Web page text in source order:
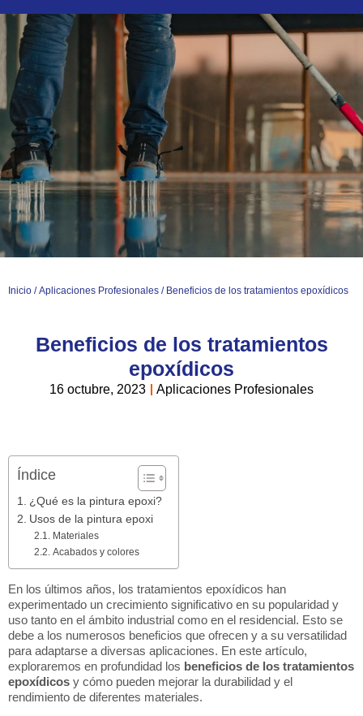
al
contenido
Inicio /Aplicaciones Profesionales / Beneficios de los tratamientos epoxídicos
Beneficios de los tratamientos
epoxídicos
16 octubre, 2023 Aplicaciones Profesionales
Índice
¿Qué es la pintura epoxi?
Usos de la pintura epoxi
Materiales
Acabados y colores
En los últimos años, los tratamientos epoxídicos han
experimentado un crecimiento significativo en su popularidad y
uso tanto en el ámbito industrial como en el residencial. Esto se
debe a los numerosos beneficios que ofrecen y a su versatilidad
para adaptarse a diversas aplicaciones. En este artículo,
exploraremos en profundidad los beneficios de los tratamientos
epoxídicos y cómo pueden mejorar la durabilidad y el
rendimiento de diferentes materiales.